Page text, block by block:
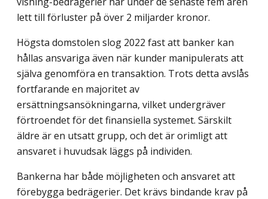
lett till förluster på över 2 miljarder kronor.
Högsta domstolen slog 2022 fast att banker kan
hållas ansvariga även när kunder manipulerats att
själva genomföra en transaktion. Trots detta avslås
fortfarande en majoritet av
ersättningsansökningarna, vilket undergräver
förtroendet för det finansiella systemet. Särskilt
äldre är en utsatt grupp, och det är orimligt att
ansvaret i huvudsak läggs på individen.
Bankerna har både möjligheten och ansvaret att
förebygga bedrägerier. Det krävs bindande krav på